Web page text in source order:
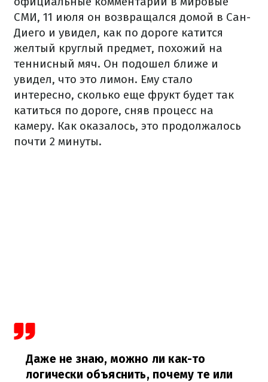
СМИ, 11 июля он возвращался домой в Сан-
Диего и увидел, как по дороге катится
желтый круглый предмет, похожий на
теннисный мяч. Он подошел ближе и
увидел, что это лимон. Ему стало
интересно, сколько еще фрукт будет так
катиться по дороге, сняв процесс на
камеру. Как оказалось, это продолжалось
почти 2 минуты.
Даже не знаю, можно ли как-то
логически объяснить, почему те или